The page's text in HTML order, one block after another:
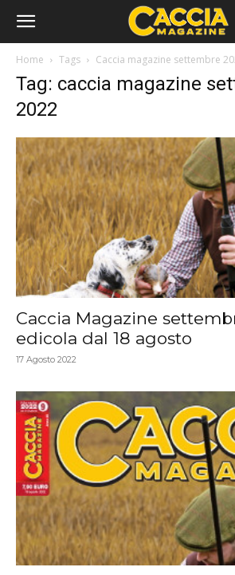
Home Tags Caccia magazine settembre
Tag: caccia magazine
2022
Caccia Magazine
edicola dal 18 agosto
17 Agosto 2022